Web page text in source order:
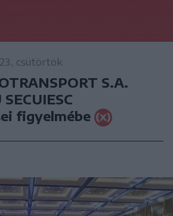
csütörtök
S.A.
figyelmébe